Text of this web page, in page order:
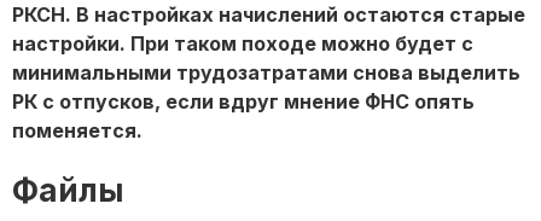
РКСН. В настройках начислений остаются старые
настройки. При таком походе можно будет с
минимальными трудозатратами снова выделить
РК с отпусков, если вдруг мнение ФНС опять
поменяется.
Файлы